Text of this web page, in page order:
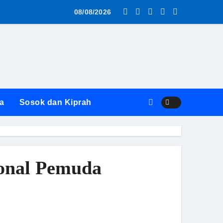
dan Tuntut Evaluasi PKC
08/08/2026
Sosok dan Kiprah
Pemuda